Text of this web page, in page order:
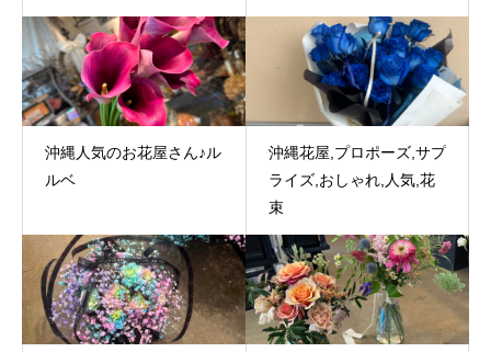
め
ルベ/
沖縄人気のお花屋さん♪ル
ルベ
沖縄花屋,プロポーズ,サプ
ライズ,おしゃれ,人気,花
束